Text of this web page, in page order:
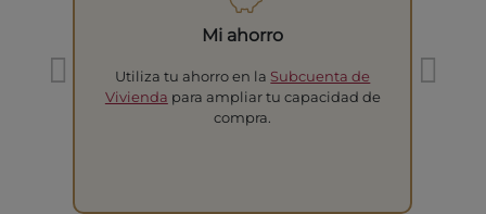
Mi ahorro
Utiliza tu ahorro en la Subcuenta de
Vivienda para ampliar tu capacidad de
compra.